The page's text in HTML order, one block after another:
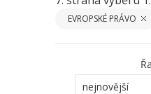
EVROPSKÉ PRÁVO
nejnovější